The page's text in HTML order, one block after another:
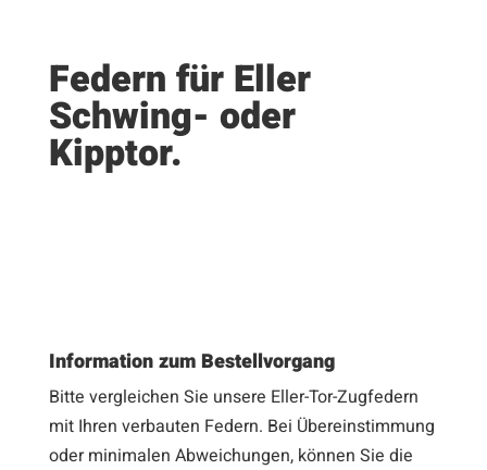
Federn für Eller
Schwing- oder
Kipptor.
Information zum Bestellvorgang
Bitte vergleichen Sie unsere Eller-Tor-Zugfedern
mit Ihren verbauten Federn. Bei Übereinstimmung
oder minimalen Abweichungen, können Sie die